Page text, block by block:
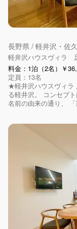
長野県 / 軽井沢・佐
軽井沢ハウスヴィラ
料金：1泊（2名）￥
定員：13名
★軽井沢ハウスヴィラ
る軽井沢。 コンセプ
名前の由来の通り、